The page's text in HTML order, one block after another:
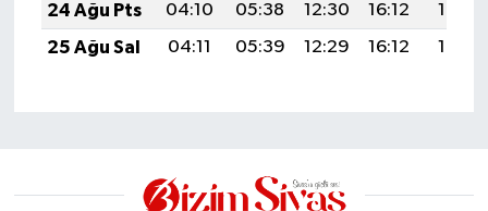
24 Ağu Pts
04:10 05:38 12:30 16:12
19:12
25 Ağu Sal
04:11 05:39 12:29 16:12 19:10